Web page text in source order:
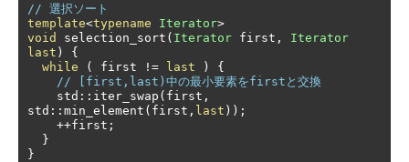
// 選択ソート
template<typename Iterator>
void
selection_sort ( Iterator first ,
Iterator
last )
{
while
( first != last )
{
// [first,last)中の最小要素をfirstと交換
    std
:: iter_swap ( first ,
std :: min_element ( first , last ));
++first ;
}
}